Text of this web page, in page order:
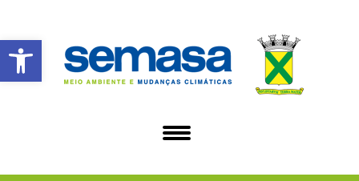
Abrir a barra de ferramentas